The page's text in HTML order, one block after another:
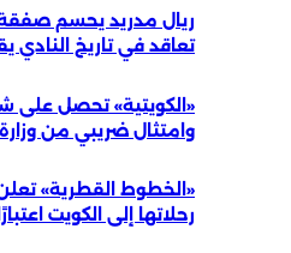
ريال مدريد يحسم صفقة
تعاقد في تاريخ النادي
«الكويتية» تحصل على
وامتثال ضريبي من وزارة
«الخطوط القطرية»
رحلاتها إلى الكويت اعتبارًا من 8